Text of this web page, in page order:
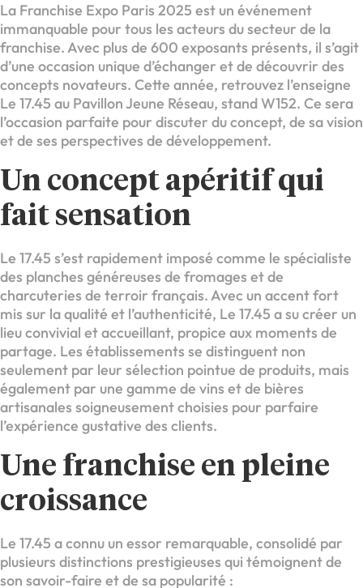
La Franchise Expo Paris 2025 est un événement
immanquable pour tous les acteurs du secteur de la
franchise. Avec plus de 600 exposants présents, il s’agit
d’une occasion unique d’échanger et de découvrir des
concepts novateurs. Cette année, retrouvez l’enseigne
Le 17.45 au Pavillon Jeune Réseau, stand W152. Ce sera
l’occasion parfaite pour discuter du concept, de sa vision
et de ses perspectives de développement.
Un concept apéritif qui
fait sensation
Le 17.45 s’est rapidement imposé comme le spécialiste
des planches généreuses de fromages et de
charcuteries de terroir français. Avec un accent fort
mis sur la qualité et l’authenticité, Le 17.45 a su créer un
lieu convivial et accueillant, propice aux moments de
partage. Les établissements se distinguent non
seulement par leur sélection pointue de produits, mais
également par une gamme de vins et de bières
artisanales soigneusement choisies pour parfaire
l’expérience gustative des clients.
Une franchise en pleine
croissance
Le 17.45 a connu un essor remarquable, consolidé par
plusieurs distinctions prestigieuses qui témoignent de
son savoir-faire et de sa popularité :